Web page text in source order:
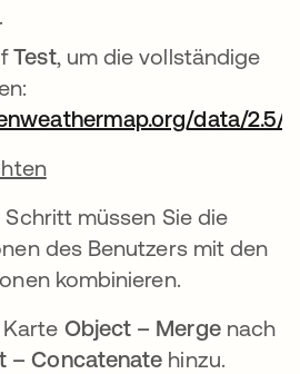
.
Test, um die vollständige
data/2.5/
müssen Sie die
des Benutzers mit den
kombinieren.
Karte Object – Mergenach
– Concatenate hinzu.